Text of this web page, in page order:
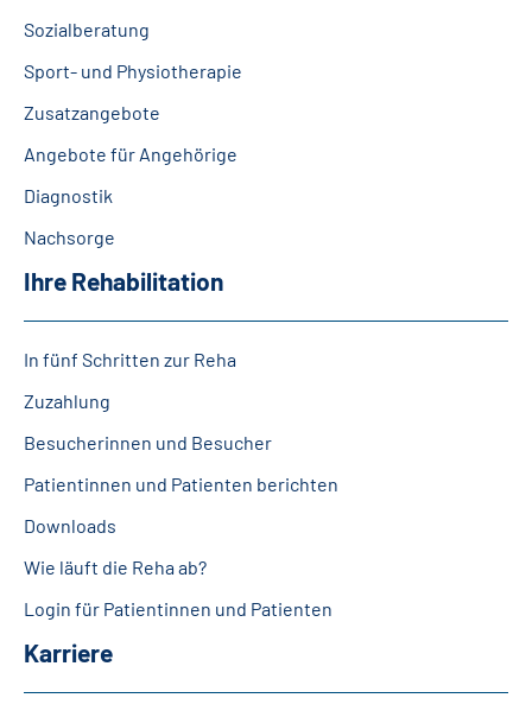
Sozialberatung
Sport- und Physiotherapie
Zusatzangebote
Angebote für Angehörige
Diagnostik
Nachsorge
Ihre Rehabilitation
In fünf Schritten zur Reha
Zuzahlung
Besucherinnen und Besucher
Patientinnen und Patienten berichten
Downloads
Wie läuft die Reha ab?
Login für Patientinnen und Patienten
Karriere